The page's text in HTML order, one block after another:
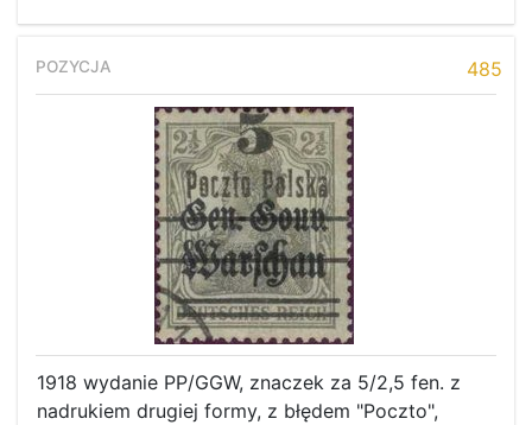
485
1918 wydanie PP/GGW, znaczek za 5/2,5 fen. z
nadrukiem drugiej formy, z błędem "Poczto",